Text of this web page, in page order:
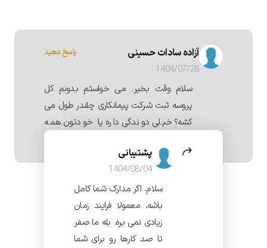
آزاده سادات حسینی
1404/07/28
پاسخ دهید
سلام وقت بخیر. می خواستم بدونم کل
پروسه ثبت شرکت پیمانکاری چقدر طول می
کشه؟ خیلی دوندگی داره یا خودتون همه
پشتیبانی
1404/08/04
سلام. اگر مدارک شما کامل
باشه، معمولا فرایند زمان
زیادی نمی بره. بله ما صفر
تا صد کارها رو برای شما